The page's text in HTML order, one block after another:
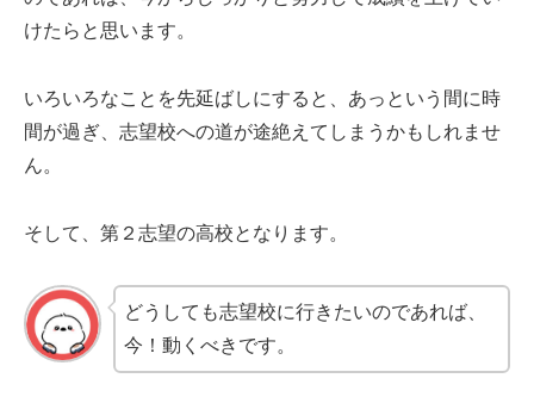
けたらと思います。
いろいろなことを先延ばしにすると、あっという間に時
間が過ぎ、志望校への道が途絶えてしまうかもしれませ
ん。
そして、第２志望の高校となります。
どうしても志望校に行きたいのであれば、
今！動くべきです。